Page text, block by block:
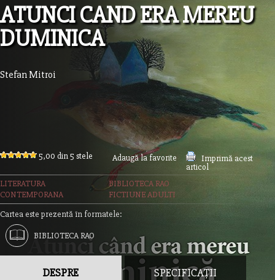
ATUNCI CAND ERA MEREU
DUMINICA
Stefan Mitroi
5,00 din 5 stele Adaugă la favorite
Imprimă acest
articol
LITERATURA
CONTEMPORANA
BIBLIOTECA RAO
FICTIUNE ADULTI
Cartea este prezentă în formatele:
BIBLIOTECA RAO
DESPRE SPECIFICAȚII